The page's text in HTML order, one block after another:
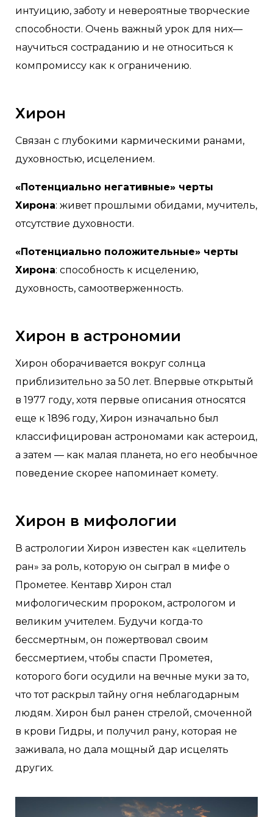
интуицию, заботу и невероятные творческие
способности. Очень важный урок для них—
научиться состраданию и не относиться к
компромиссу как к ограничению.
Хирон
Связан с глубокими кармическими ранами,
духовностью, исцелением.
«Потенциально негативные» черты
Хирона: живет прошлыми обидами, мучитель,
отсутствие духовности.
«Потенциально положительные» черты
Хирона: способность к исцелению,
духовность, самоотверженность.
Хирон в астрономии
Хирон оборачивается вокруг солнца
приблизительно за 50 лет. Впервые открытый
в 1977 году, хотя первые описания относятся
еще к 1896 году, Хирон изначально был
классифицирован астрономами как астероид,
а затем — как малая планета, но его необычное
поведение скорее напоминает комету.
Хирон в мифологии
В астрологии Хирон известен как «целитель
ран» за роль, которую он сыграл в мифе о
Прометее. Кентавр Хирон стал
мифологическим пророком, астрологом и
великим учителем. Будучи когда-то
бессмертным, он пожертвовал своим
бессмертием, чтобы спасти Прометея,
которого боги осудили на вечные муки за то,
что тот раскрыл тайну огня неблагодарным
людям. Хирон был ранен стрелой, смоченной
в крови Гидры, и получил рану, которая не
заживала, но дала мощный дар исцелять
других.